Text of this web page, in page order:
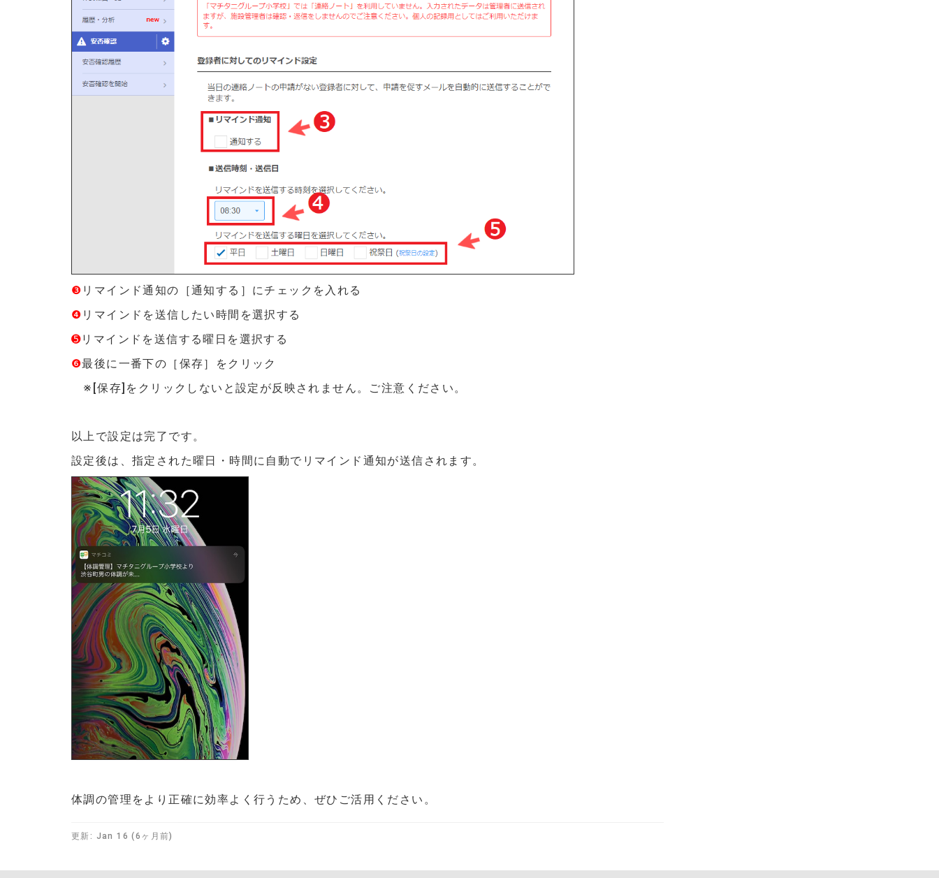
❸ リマインド通知の［通知する］にチェックを入れる
❹ リマインドを送信したい時間を選択する
➎リマインドを送信する曜日を選択する
❻最後に一番下の［保存］をクリック
※[保存]をクリックしないと設定が反映されません。ご注意ください。
以上で設定は完了です。
設定後は、指定された曜日・時間に自動でリマインド通知が送信されます。
体調の管理をより正確に効率よく行うため、ぜひご活用ください。
更新: Jan 16 (6ヶ月前)